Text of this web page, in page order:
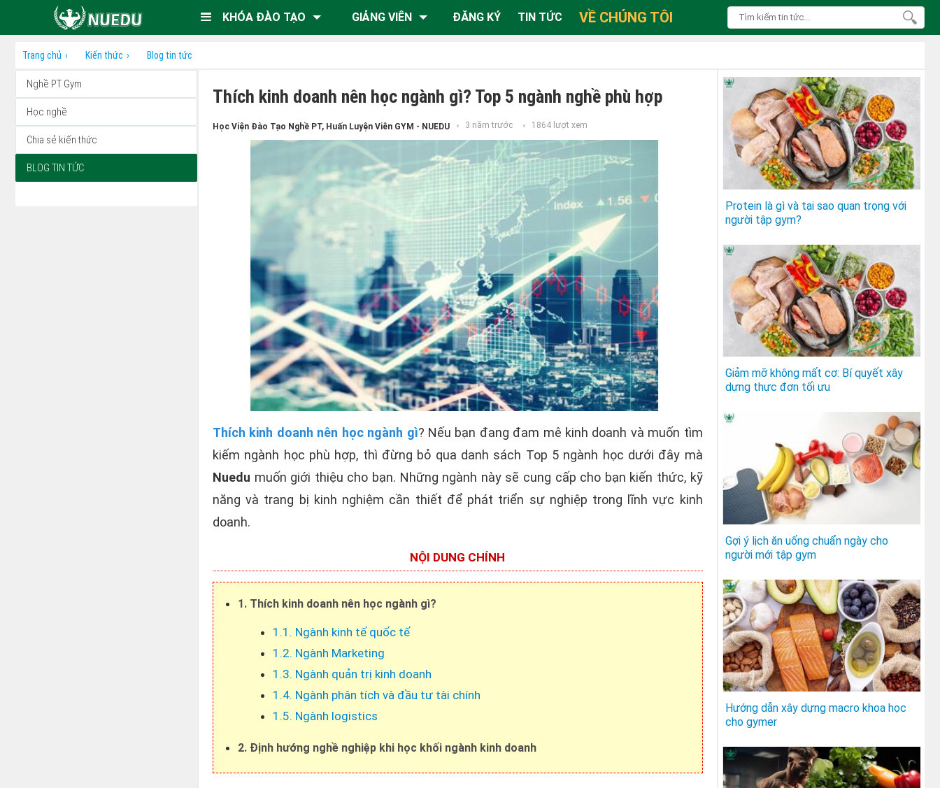
KHÓA ĐÀO TẠO GIẢNG VIÊN ĐĂNG KÝ TIN TỨC VỀ CHÚNG TÔI
Trang chủ Kiến thức Blog tin tức
Nghề PT Gym
Học nghề
Chia sẻ kiến thức
BLOG TIN TỨC
Thích kinh doanh nên học ngành gì? Top 5 ngành nghề phù hợp
Học Viện Đào Tạo Nghề PT, Huấn Luyện Viên GYM - NUEDU 3 năm trước 1864 lượt xem
Thích kinh doanh nên học ngành gì? Nếu bạn đang đam mê kinh doanh và muốn tìm
kiếm ngành học phù hợp, thì đừng bỏ qua danh sách Top 5 ngành học dưới đây mà
Nuedu muốn giới thiệu cho bạn. Những ngành này sẽ cung cấp cho bạn kiến thức, kỹ
năng và trang bị kinh nghiệm cần thiết để phát triển sự nghiệp trong lĩnh vực kinh
doanh.
NỘI DUNG CHÍNH
1. Thích kinh doanh nên học ngành gì?
1.1. Ngành kinh tế quốc tế
1.2. Ngành Marketing
1.3. Ngành quản trị kinh doanh
1.4. Ngành phân tích và đầu tư tài chính
1.5. Ngành logistics
2. Định hướng nghề nghiệp khi học khối ngành kinh doanh
Protein là gì và tại sao quan trọng với
người tập gym?
Giảm mỡ không mất cơ: Bí quyết xây
dựng thực đơn tối ưu
Gợi ý lịch ăn uống chuẩn ngày cho
người mới tập gym
Hướng dẫn xây dựng macro khoa học
cho gymer